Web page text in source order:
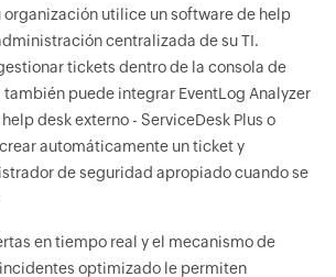
organización utilice un software de help
centralizada de su TI.
tickets dentro de la consola de
también puede integrar EventLog Analyzer
desk externo - ServiceDesk Plus o
automáticamente un ticket y
de seguridad apropiado cuando se
en tiempo real y el mecanismo de
optimizado le permiten